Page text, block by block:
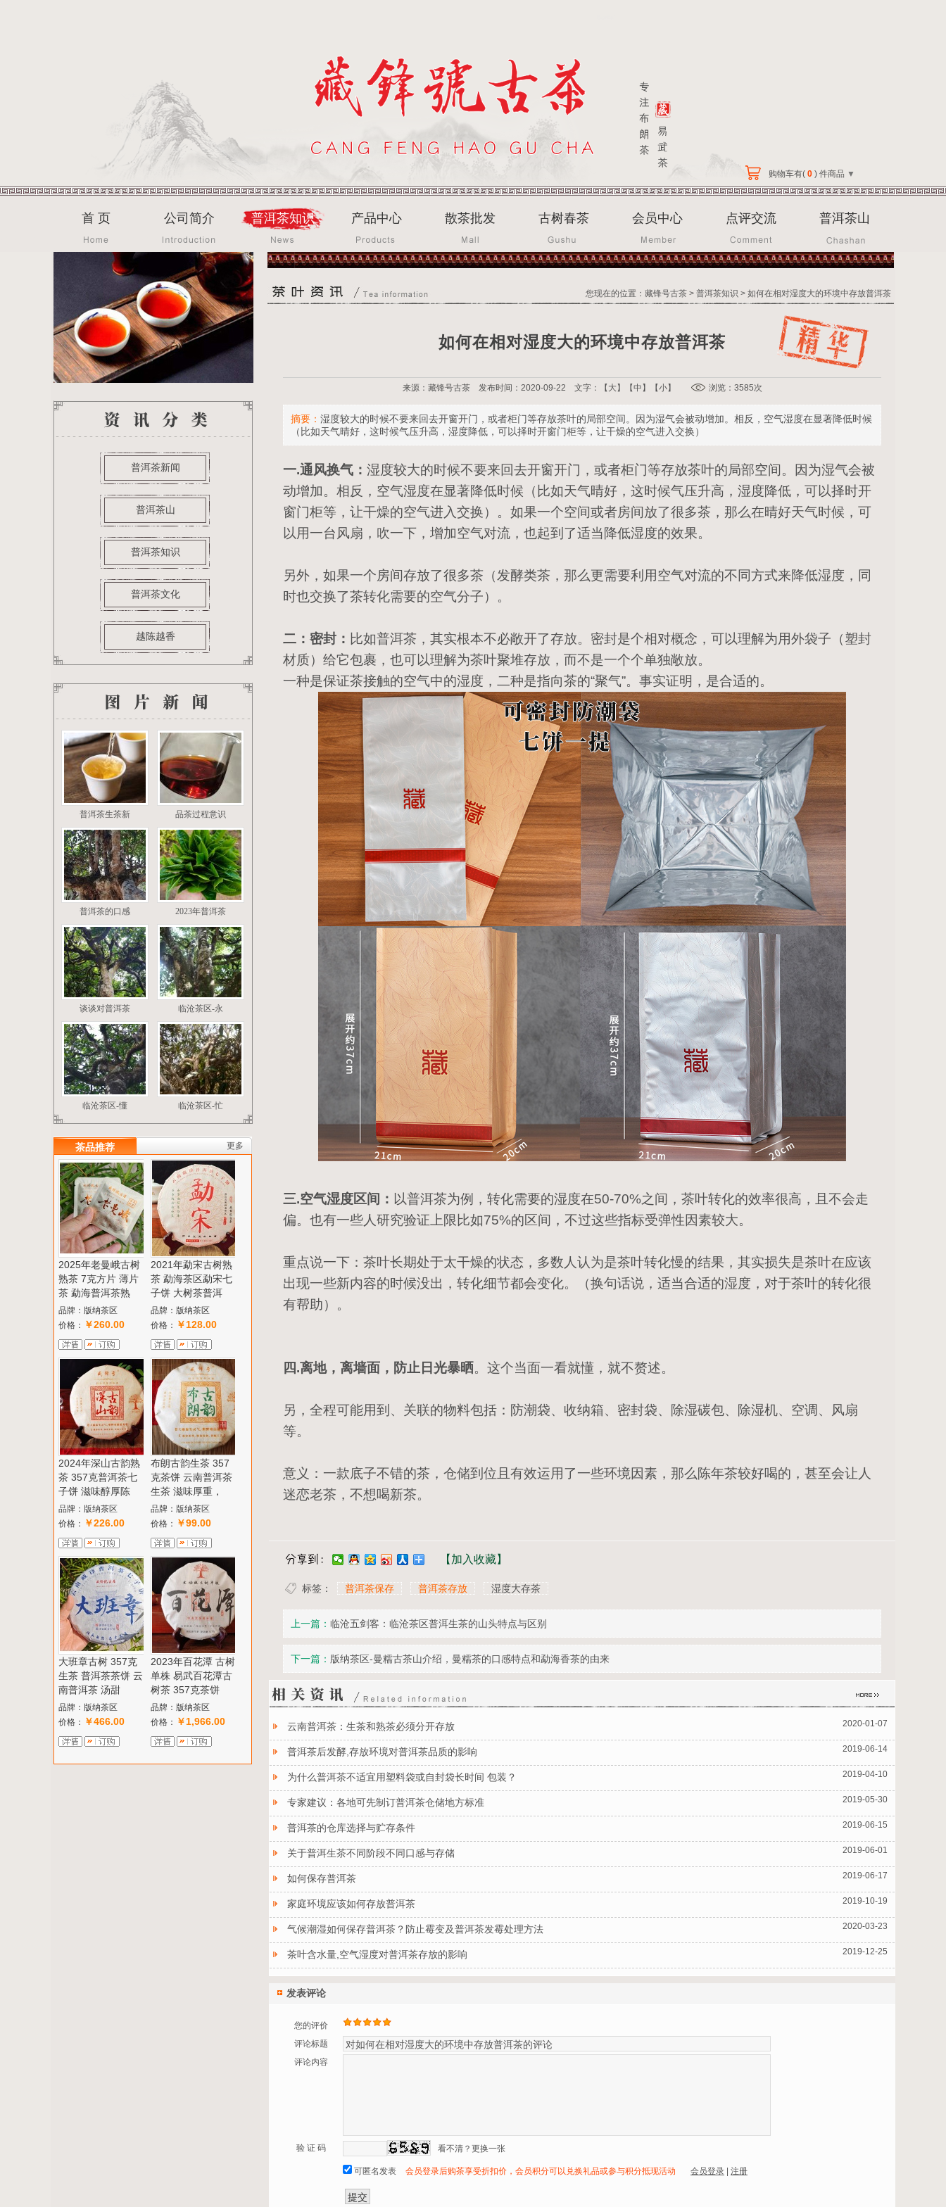
首 页 公司简介 普洱茶知识 产品中心 散茶批发 古树春茶 会员中心 点评交流 普洱茶山
购物车有( 0 ) 件商品 ▼
如何在相对湿度大的环境中存放普洱茶
来源：藏锋号古茶 发布时间：2020-09-22 文字：【 大】【中 】【小】 浏览：3585次
摘要： 湿度较大的时候不要来回去开窗开门，或者柜门等存放茶叶的局部空间。因为湿气会被动增加。相反，空气湿度在显著降低时候
（比如天气晴好，这时候气压升高，湿度降低，可以择时开窗门柜等，让干燥的空气进入交换）
一.通风换气： 湿度较大的时候不要来回去开窗开门，或者柜门等存放茶叶的局部空间。因为湿气会被
动增加。相反，空气湿度在显著降低时候（比如天气晴好，这时候气压升高，湿度降低，可以择时开
窗门柜等，让干燥的空气进入交换）。如果一个空间或者房间放了很多茶，那么在晴好天气时候，可
以用一台风扇，吹一下，增加空气对流，也起到了适当降低湿度的效果。
另外，如果一个房间存放了很多茶（发酵类茶，那么更需要利用空气对流的不同方式来降低湿度，同
时也交换了茶转化需要的空气分子）。
二：密封： 比如普洱茶，其实根本不必敞开了存放。密封是个相对概念，可以理解为用外袋子（塑封
材质）给它包裹，也可以理解为茶叶聚堆存放，而不是一个个单独敞放。
一种是保证茶接触的空气中的湿度，二种是指向茶的“聚气”。事实证明，是合适的。
三.空气湿度区间： 以普洱茶为例，转化需要的湿度在50-70%之间，茶叶转化的效率很高，且不会走
偏。也有一些人研究验证上限比如75%的区间，不过这些指标受弹性因素较大。
重点说一下：茶叶长期处于太干燥的状态，多数人认为是茶叶转化慢的结果，其实损失是茶叶在应该
出现一些新内容的时候没出，转化细节都会变化。（换句话说，适当合适的湿度，对于茶叶的转化很
有帮助）。
四.离地，离墙面，防止日光暴晒。这个当面一看就懂，就不赘述。
另，全程可能用到、关联的物料包括：防潮袋、收纳箱、密封袋、除湿碳包、除湿机、空调、风扇
等。
意义：一款底子不错的茶，仓储到位且有效运用了一些环境因素，那么陈年茶较好喝的，甚至会让人
迷恋老茶，不想喝新茶。
【加入收藏】
标签： 普洱茶保存 普洱茶存放 湿度大存茶
上一篇： 临沧五剑客：临沧茶区普洱生茶的山头特点与区别
下一篇： 版纳茶区-曼糯古茶山介绍，曼糯茶的口感特点和勐海香茶的由来
普洱茶新闻
普洱茶山
普洱茶知识
普洱茶文化
越陈越香
您现在的位置： 藏锋号古茶 > 普洱茶知识 > 如何在相对湿度大的环境中存放普洱茶
2020-01-07
云南普洱茶：生茶和熟茶必须分开存放
2019-06-14
普洱茶后发酵,存放环境对普洱茶品质的影响
2019-04-10
为什么普洱茶不适宜用塑料袋或自封袋长时间 包装？
2019-05-30
专家建议：各地可先制订普洱茶仓储地方标准
2019-06-15
普洱茶的仓库选择与贮存条件
2019-06-01
关于普洱生茶不同阶段不同口感与存储
2019-06-17
如何保存普洱茶
2019-10-19
家庭环境应该如何存放普洱茶
2020-03-23
气候潮湿如何保存普洱茶？防止霉变及普洱茶发霉处理方法
2019-12-25
茶叶含水量,空气湿度对普洱茶存放的影响
普洱茶生茶新 品茶过程意识
普洱茶的口感 2023年普洱茶
谈谈对普洱茶 临沧茶区-永
临沧茶区-懂 临沧茶区-忙
发表评论
您的评价
评论标题
评论内容
验 证 码 看不清？更换一张
可匿名发表 会员登录后购茶享受折扣价，会员积分可以兑换礼品或参与积分抵现活动 会员登录 注册
茶品推荐 更多
2025年老曼峨古树
熟茶 7克方片 薄片
茶 勐海普洱茶熟
品牌：版纳茶区
价格： ￥260.00
2021年勐宋古树熟
茶 勐海茶区勐宋七
子饼 大树茶普洱
品牌：版纳茶区
价格： ￥128.00
2024年深山古韵熟
茶 357克普洱茶七
子饼 滋味醇厚陈
品牌：版纳茶区
价格： ￥226.00
布朗古韵生茶 357
克茶饼 云南普洱茶
生茶 滋味厚重，
品牌：版纳茶区
价格： ￥99.00
大班章古树 357克
生茶 普洱茶茶饼 云
南普洱茶 汤甜
品牌：版纳茶区
价格： ￥466.00
2023年百花潭 古树
单株 易武百花潭古
树茶 357克茶饼
品牌：版纳茶区
价格： ￥1,966.00